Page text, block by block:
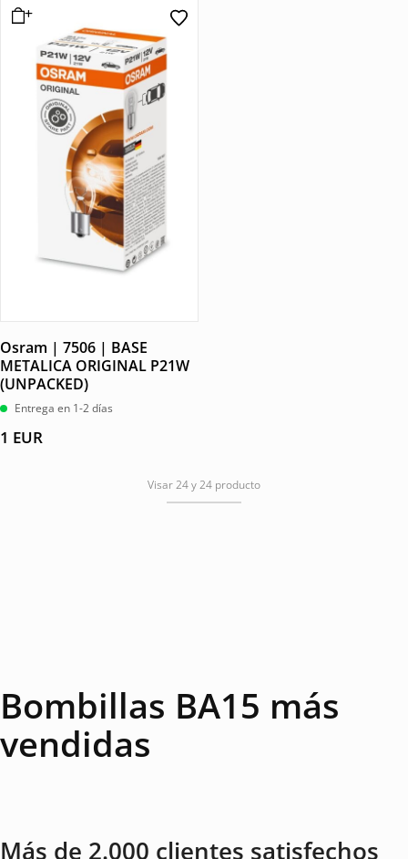
Osram | 7506 | BASE
METALICA ORIGINAL P21W
(UNPACKED)
Entrega en 1-2 días
1 EUR
Visar 24 y 24 producto
Bombillas BA15 más
vendidas
Más de 2.000 clientes satisfechos